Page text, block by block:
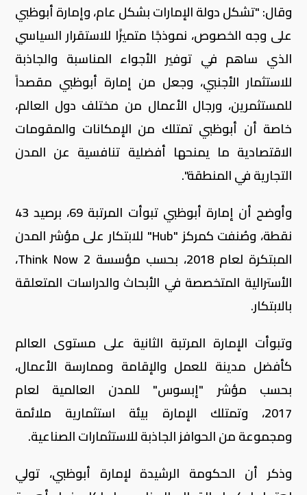
وقال: "تشكل دولة الإمارات بشكل عام، وإمارة أبوظبي
على وجه الخصوص، نموذجًا متميزًا للاستقرار السياسي
الذي ساهم في توفير الأجواء المناسبة والجاذبة
للاستثمار الأجنبي، وجعل من إمارة أبوظبي مقصداً
للمستثمرين، ورجال الأعمال من مختلف دول العالم،
خاصة أن أبوظبي تمتلك من الإمكانات والمقومات
الاقتصادية ما يمنحها أفضلية تنافسية عن المدن
التجارية في المنطقة".
وأوضح أن إمارة أبوظبي تبوأت المرتبة 69، برصيد 43
نقطة، وصُنفت كمركز "Hub" للابتكار على مؤشر المدن
المبتكرة لعام 2018، بحسب مؤسسة Think Now 2،
الأسترالية المتخصصة في الأبحاث والدراسات المتعلقة
بالابتكار.
وتبوأت الإمارة المرتبة الثانية على مستوى العالم
كأفضل مدينة للعمل والإقامة وممارسة الأعمال،
بحسب مؤشر "إبسوس" للمدن العالمية لعام
2017، وتمتلك الإمارة بيئة استثمارية ملائمة
ومجموعة من الحوافز الجاذبة للاستثمارات الصناعية.
وذكر أن الحكومة الرشيدة لإمارة أبوظبي، تولي